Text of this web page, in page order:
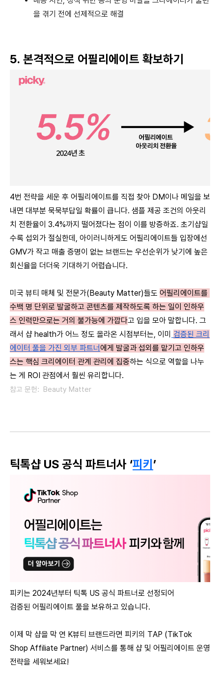
을 겪기 전에 선제적으로 해결
5. 본격적으로 어필리에이트 확보하기
4번 전략을 세운 후 어필리에이트를 직접 찾아 DM이나 메일을 보
내면 대부분 묵묵부답일 확률이 큽니다. 샘플 제공 조건의 아웃리
치 전환율이 3.4%까지 떨어졌다는 점이 이를 방증하죠. 초기샵일
수록 섭외가 절실한데, 아이러니하게도 어필리에이트들 입장에선
GMV가 작고 매출 증명이 없는 브랜드는 우선순위가 낮기에 높은
회신율을 더더욱 기대하기 어렵습니다.
미국 뷰티 매체 및 전문가(Beauty Matter)들도 어필리에이트를
수백 명 단위로 발굴하고 콘텐츠를 제작하도록 하는 일이 인하우
스 인력만으로는 거의 불가능에 가깝다고 입을 모아 말합니다. 그
래서 샵 health가 어느 정도 올라온 시점부터는, 이미 검증된 크리
에이터 풀을 가진 외부 파트너에게 발굴과 섭외를 맡기고 인하우
스는 핵심 크리에이터 관계 관리에 집중하는 식으로 역할을 나누
는 게 ROI 관점에서 훨씬 유리합니다.
참고 문헌:  Beauty Matter
틱톡샵 US 공식 파트너사 ‘피키’
피키는 2024년부터 틱톡 US 공식 파트너로 선정되어
검증된 어필리에이트 풀을 보유하고 있습니다.
이제 막 샵을 막 연 K뷰티 브랜드라면 피키의 TAP (TikTok
Shop Affiliate Partner) 서비스를 통해 샵 및 어필리에이트 운영
전략을 세워보세요!